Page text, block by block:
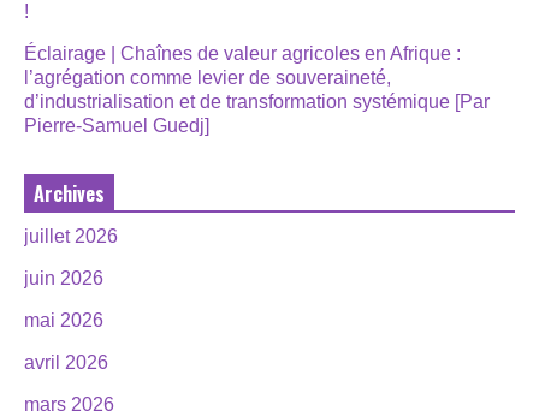
!
Éclairage | Chaînes de valeur agricoles en Afrique :
l’agrégation comme levier de souveraineté,
d’industrialisation et de transformation systémique [Par
Pierre-Samuel Guedj]
Archives
juillet 2026
juin 2026
mai 2026
avril 2026
mars 2026